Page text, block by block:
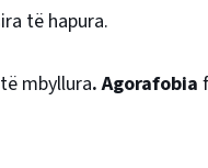
të hapura.
mbyllura. Agorafobia